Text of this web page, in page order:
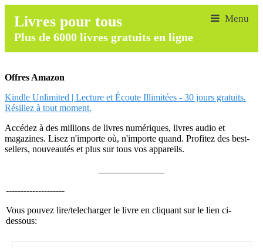
Livres pour tous
Plus de 6000 livres gratuits en ligne
Offres Amazon
Kindle Unlimited | Lecture et Écoute Illimitées - 30 jours gratuits.
Résiliez à tout moment.
Accédez à des millions de livres numériques, livres audio et
magazines. Lisez n'importe où, n'importe quand. Profitez des best-
sellers, nouveautés et plus sur tous vos appareils.
--------------------
Vous pouvez lire/telecharger le livre en cliquant sur le lien ci-
dessous: